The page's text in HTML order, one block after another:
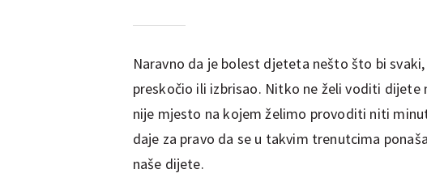
Naravno da je bolest djeteta nešto što bi
preskočio ili izbrisao. Nitko ne želi voditi
nije mjesto na kojem želimo provoditi niti
daje za pravo da se u takvim trenutcima
naše dijete.